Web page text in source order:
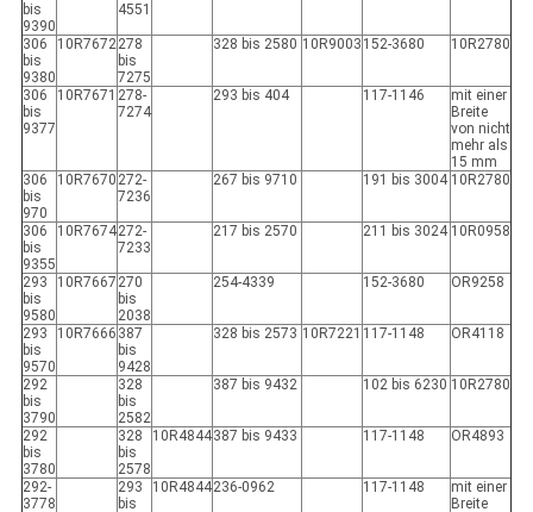
bis
9390
4551
306
bis
9380
10R7672278
bis
7275
328 bis 2580 10R9003 152-3680 10R2780
306
bis
9377
10R7671 278-
7274
293 bis 404 117-1146
mit einer
Breite
von nicht
mehr als
15 mm
306
bis
970
10R7670 272-
7236
267 bis 9710 191 bis 3004 10R2780
306
bis
9355
10R7674272-
7233
217 bis 2570 211 bis 3024 10R0958
293
bis
9580
10R7667 270
bis
2038
254-4339 152-3680 OR9258
293
bis
9570
10R7666 387
bis
9428
328 bis 2573 10R7221 117-1148 OR4118
292
bis
3790
328
bis
2582
387 bis 9432 102 bis 6230 10R2780
292
bis
3780
328
bis
2578
10R4844387 bis 9433 117-1148 OR4893
292-
3778
293
bis
10R4844236-0962 117-1148
mit einer
Breite